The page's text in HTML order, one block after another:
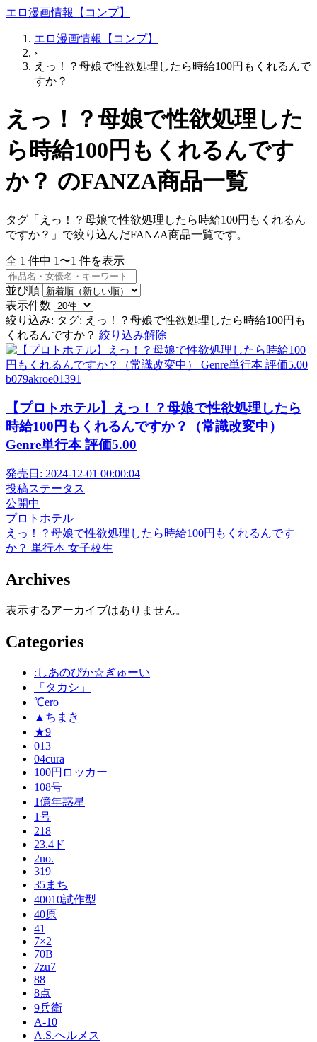
エロ漫画情報【コンプ】
エロ漫画情報【コンプ】
›
えっ！？母娘で性欲処理したら時給100円もくれるんで
すか？
えっ！？母娘で性欲処理した
ら時給100円もくれるんです
か？ のFANZA商品一覧
タグ「えっ！？母娘で性欲処理したら時給100円もくれるん
ですか？」で絞り込んだFANZA商品一覧です。
全 1 件中 1〜1 件を表示
並び順
表示件数
絞り込み: タグ: えっ！？母娘で性欲処理したら時給100円も
くれるんですか？ 絞り込み解除
b079akroe01391
【プロトホテル】えっ！？母娘で性欲処理したら
時給100円もくれるんですか？（常識改変中）
Genre単行本 評価5.00
発売日: 2024-12-01 00:00:04
投稿ステータス
公開中
プロトホテル
えっ！？母娘で性欲処理したら時給100円もくれるんです
か？ 単行本 女子校生
Archives
表示するアーカイブはありません。
Categories
:しあのぴか☆ぎゅーい
「タカシ」
℃ero
▲ちまき
★9
013
04cura
100円ロッカー
108号
1億年惑星
1号
218
23.4ド
2no.
319
35まち
40010試作型
40原
41
7×2
70B
7zu7
88
8点
9兵衛
A-10
A.S.ヘルメス